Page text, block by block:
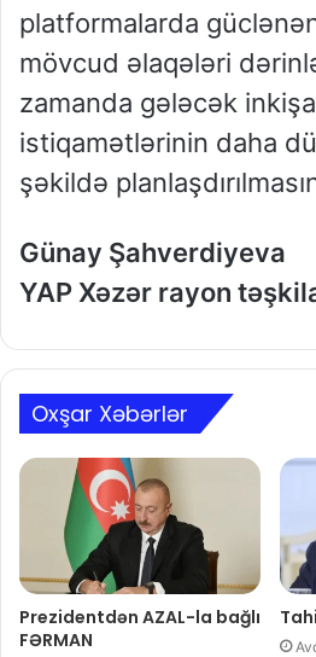
platformalarda
mövcud əlaqələri
zamanda gələcək
istiqamətlərinin daha
şəkildə
Günay Şahverdiyeva
YAP Xəzər rayon
Oxşar Xəbərlər
Prezidentdən AZAL-la bağlı
FƏRMAN